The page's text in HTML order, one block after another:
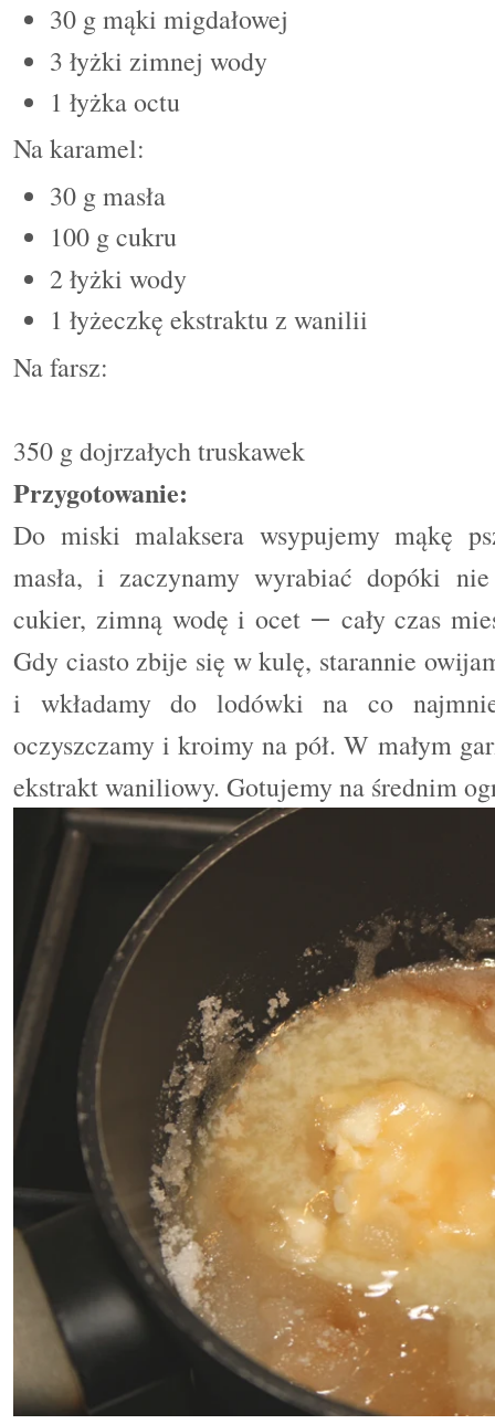
30 g mąki migdałowej
3 łyżki zimnej wody
1 łyżka octu
Na karamel:
30 g masła
100 g cukru
2 łyżki wody
1 łyżeczkę ekstraktu z wanilii
Na farsz:
350 g dojrzałych truskawek
Przygotowanie:
Do miski malaksera wsypujemy mąkę
masła, i zaczynamy wyrabiać dopóki
cukier, zimną wodę i ocet — cały czas
Gdy ciasto zbije się w kulę, starannie
i wkładamy do lodówki na co
oczyszczamy i kroimy na pół. W małym
ekstrakt waniliowy. Gotujemy na średnim